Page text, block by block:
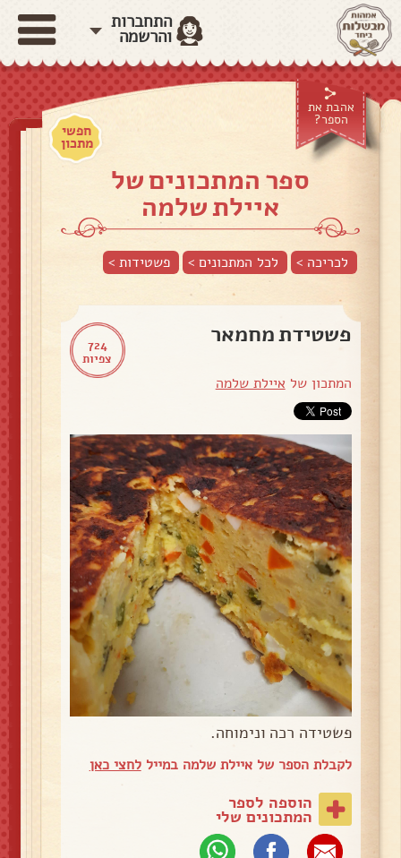
התחברות
והרשמה
אהבת את
הספר?
חפשי
מתכון
ספר המתכונים של
איילת שלמה
לכריכה > לכל המתכונים > פשטידות>
724
צפיות
פשטידת מחמאר
המתכון של איילת שלמה
פשטידה רכה ונימוחה.
לקבלת הספר של איילת שלמה במייללחצי כאן
הוספה לספר
המתכונים שלי